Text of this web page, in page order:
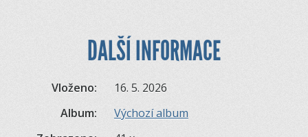
DALŠÍ INFORMACE
Vloženo:
16. 5. 2026
Album:
Výchozí album